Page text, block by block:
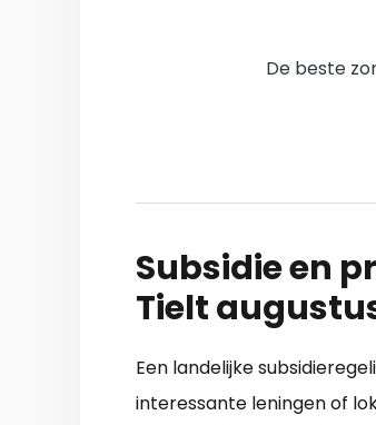
De beste
Subsidie en
Tielt
Een landelijke
interessante leningen of